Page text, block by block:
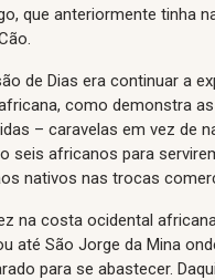
que anteriormente tinha
de Dias era continuar a
como demonstra
– caravelas em vez de
seis africanos para
nativos nas trocas
na costa ocidental
até São Jorge da Mina
para se abastecer.